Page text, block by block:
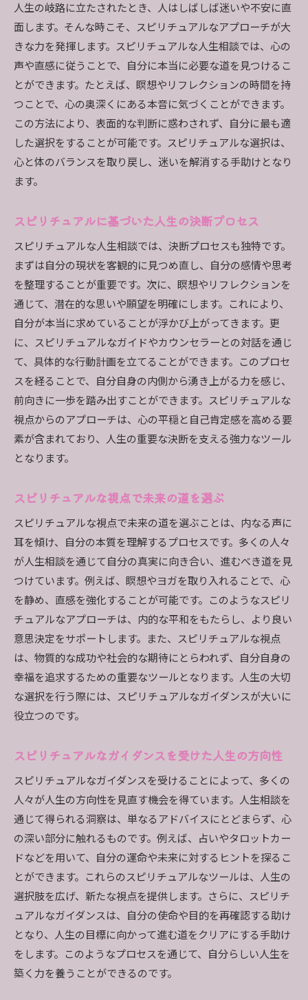
人生の岐路に立たされたとき、人はしばしば迷いや不安に直
面します。そんな時こそ、スピリチュアルなアプローチが大
きな力を発揮します。スピリチュアルな人生相談では、心の
声や直感に従うことで、自分に本当に必要な道を見つけるこ
とができます。たとえば、瞑想やリフレクションの時間を持
つことで、心の奥深くにある本音に気づくことができます。
この方法により、表面的な判断に惑わされず、自分に最も適
した選択をすることが可能です。スピリチュアルな選択は、
心と体のバランスを取り戻し、迷いを解消する手助けとなり
ます。
スピリチュアルに基づいた人生の決断プロセス
スピリチュアルな人生相談では、決断プロセスも独特です。
まずは自分の現状を客観的に見つめ直し、自分の感情や思考
を整理することが重要です。次に、瞑想やリフレクションを
通じて、潜在的な思いや願望を明確にします。これにより、
自分が本当に求めていることが浮かび上がってきます。更
に、スピリチュアルなガイドやカウンセラーとの対話を通じ
て、具体的な行動計画を立てることができます。このプロセ
スを経ることで、自分自身の内側から湧き上がる力を感じ、
前向きに一歩を踏み出すことができます。スピリチュアルな
視点からのアプローチは、心の平穏と自己肯定感を高める要
素が含まれており、人生の重要な決断を支える強力なツール
となります。
スピリチュアルな視点で未来の道を選ぶ
スピリチュアルな視点で未来の道を選ぶことは、内なる声に
耳を傾け、自分の本質を理解するプロセスです。多くの人々
が人生相談を通じて自分の真実に向き合い、進むべき道を見
つけています。例えば、瞑想やヨガを取り入れることで、心
を静め、直感を強化することが可能です。このようなスピリ
チュアルなアプローチは、内的な平和をもたらし、より良い
意思決定をサポートします。また、スピリチュアルな視点
は、物質的な成功や社会的な期待にとらわれず、自分自身の
幸福を追求するための重要なツールとなります。人生の大切
な選択を行う際には、スピリチュアルなガイダンスが大いに
役立つのです。
スピリチュアルなガイダンスを受けた人生の方向性
スピリチュアルなガイダンスを受けることによって、多くの
人々が人生の方向性を見直す機会を得ています。人生相談を
通じて得られる洞察は、単なるアドバイスにとどまらず、心
の深い部分に触れるものです。例えば、占いやタロットカー
ドなどを用いて、自分の運命や未来に対するヒントを探るこ
とができます。これらのスピリチュアルなツールは、人生の
選択肢を広げ、新たな視点を提供します。さらに、スピリチ
ュアルなガイダンスは、自分の使命や目的を再確認する助け
となり、人生の目標に向かって進む道をクリアにする手助け
をします。このようなプロセスを通じて、自分らしい人生を
築く力を養うことができるのです。